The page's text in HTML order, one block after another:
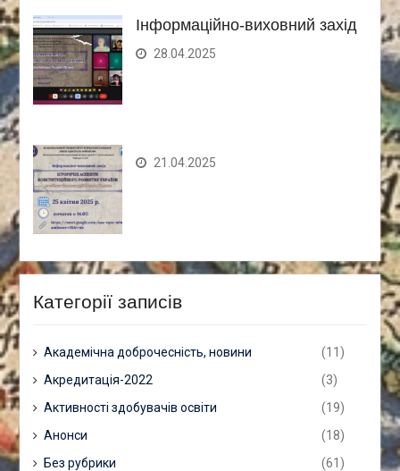
Інформаційно-виховний захід
28.04.2025
21.04.2025
Категорії записів
Академічна доброчесність, новини
(11)
Акредитація-2022
(3)
Активності здобувачів освіти
(19)
Анонси
(18)
Без рубрики
(61)